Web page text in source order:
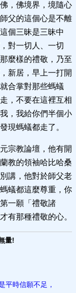
，佛境界，境隨心
父的這個心是不離
個三昧是三昧中
對一切人、一切
麼樣的禮敬，乃至
新居，早上一打開
合掌對那些螞蟻
，不要在這裡互相
，我給你們半個小
現螞蟻都走了。
宗教論壇，他有開
教的領袖哈比哈桑
講，他對於師父老
蟻都這麼尊重，你
一願「禮敬諸
有那種禮敬的心。
量!
平時信願不足，